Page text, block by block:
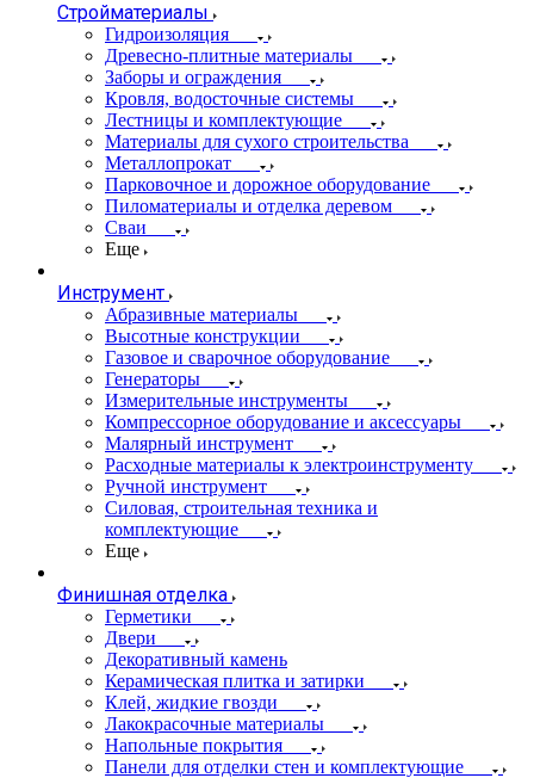
Стройматериалы
Гидроизоляция
Древесно-плитные материалы
Заборы и ограждения
Кровля, водосточные системы
Лестницы и комплектующие
Материалы для сухого строительства
Металлопрокат
Парковочное и дорожное оборудование
Пиломатериалы и отделка деревом
Сваи
Еще
Инструмент
Абразивные материалы
Высотные конструкции
Газовое и сварочное оборудование
Генераторы
Измерительные инструменты
Компрессорное оборудование и аксессуары
Малярный инструмент
Расходные материалы к электроинструменту
Ручной инструмент
Силовая, строительная техника и
комплектующие
Еще
Финишная отделка
Герметики
Двери
Декоративный камень
Керамическая плитка и затирки
Клей, жидкие гвозди
Лакокрасочные материалы
Напольные покрытия
Панели для отделки стен и комплектующие